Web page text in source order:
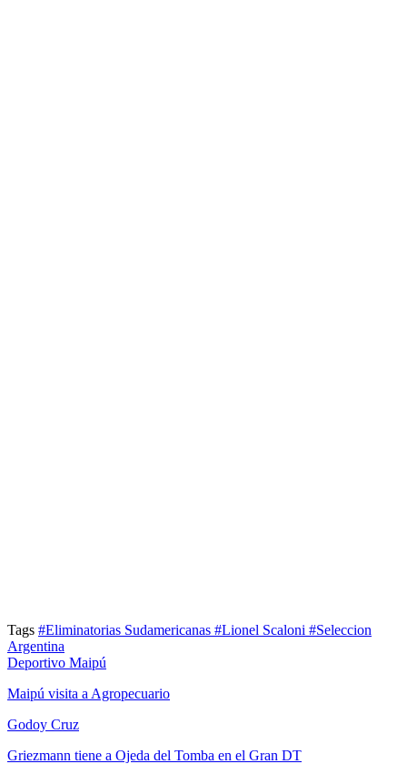
Tags #Eliminatorias Sudamericanas #Lionel Scaloni #Seleccion
Argentina
Deportivo Maipú
Maipú visita a Agropecuario
Godoy Cruz
Griezmann tiene a Ojeda del Tomba en el Gran DT